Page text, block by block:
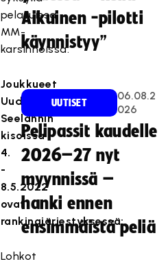
pelatuissa
MM-
karsinnoissa.
Joukkueet
Uuden-
Seelannin
kisoissa
4.
-
8.5.2022
ovat
rankingjärjestyksessä:
Lohkot
Aikuinen -pilotti
käynnistyy”
UUTISET
06.08.2
026
Pelipassit kaudelle
2026–27 nyt
myynnissä –
hanki ennen
ensimmäistä peliä